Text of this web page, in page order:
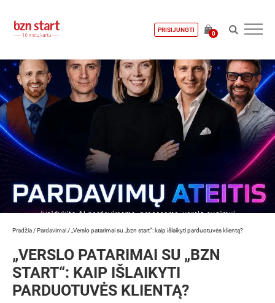
PRISIJUNGTI
0
Pradžia /Pardavimai / „Verslo patarimai su „bzn start“: kaip išlaikyti parduotuvės klientą?
„VERSLO PATARIMAI SU „BZN
START“: KAIP IŠLAIKYTI
PARDUOTUVĖS KLIENTĄ?